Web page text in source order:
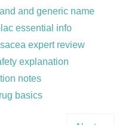
and generic name
essential info
expert review
explanation
notes
basics